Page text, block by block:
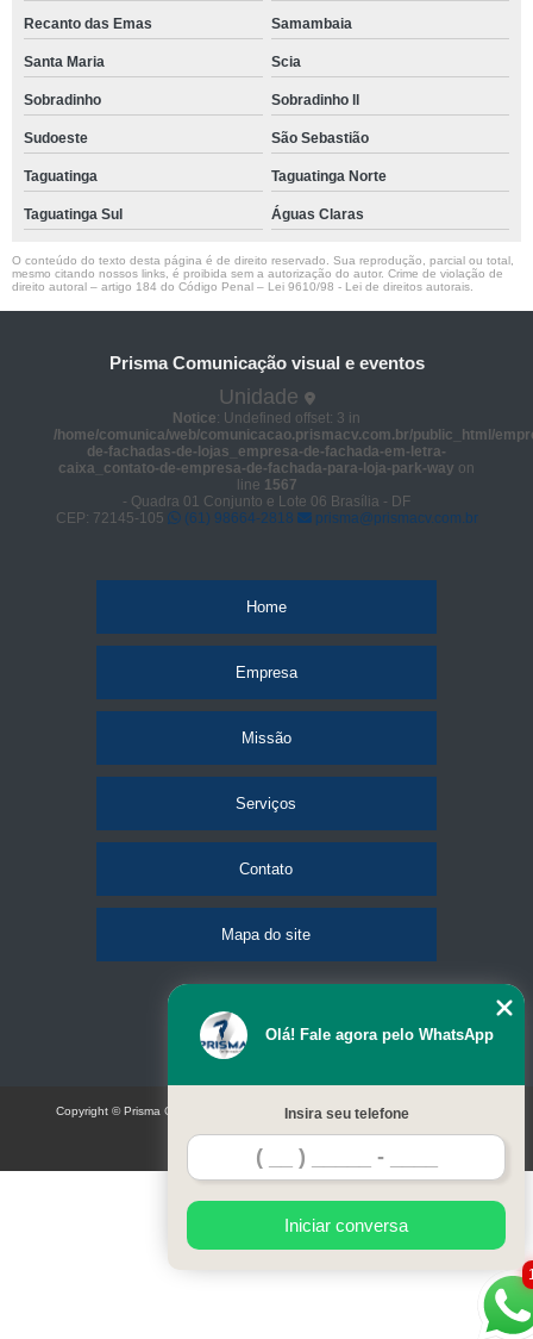
Recanto das Emas Samambaia
Santa Maria Scia
Sobradinho Sobradinho ll
Sudoeste São Sebastião
Taguatinga Taguatinga Norte
Taguatinga Sul Águas Claras
O conteúdo do texto desta página é de direito reservado. Sua reprodução, parcial ou total,
mesmo citando nossos links, é proibida sem a autorização do autor. Crime de violação de
direito autoral – artigo 184 do Código Penal – Lei 9610/98 - Lei de direitos autorais
Prisma Comunicação visual e eventos
Unidade
Notice: Undefined offset: 3 in
/home/comunica/web/comunicacao.prismacv.com.br/public_html/
de-fachadas-de-lojas_empresa-de-fachada-em-letra-
caixa_contato-de-empresa-de-fachada-para-loja-park-way on
line 1567
- Quadra 01 Conjunto e Lote 06 Brasília - DF
CEP: 72145-105
(61) 98664-2818 prisma@prismacv.com.br
Home
Empresa
Missão
Serviços
Contato
Mapa do site
Olá! Fale agora pelo WhatsApp
Insira seu telefone
Iniciar conversa
Copyright © Prisma Comunicação visual e eventos (Lei 9610 de 19/02/1998)
W3C